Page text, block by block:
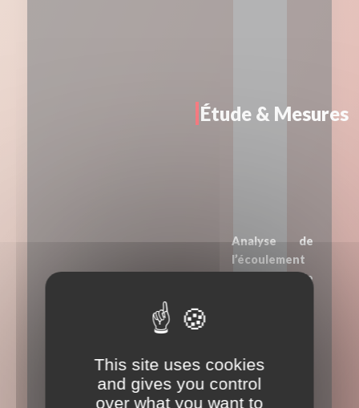
Étude & Mesures
Analyse de
l’écoulement
des eaux de
selon la
configuration
This site uses cookies
and gives you control
over what you want to